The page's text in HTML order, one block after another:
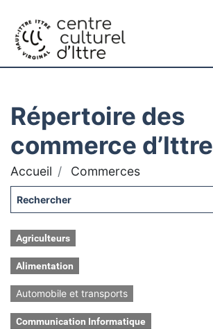
Répertoire des
commerce d’Ittre
Accueil Commerces
Agriculteurs
Alimentation
Automobile et transports
Communication Informatique